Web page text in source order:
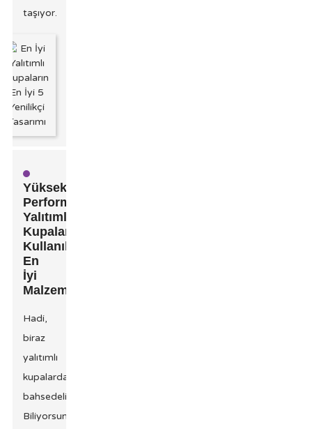
taşıyor.
Yüksek
Performanslı
Yalıtımlı
Kupalarda
Kullanılan
En
İyi
Malzemeler
Hadi,
biraz
yalıtımlı
kupalardan
bahsedelim.
Biliyorsunuz,